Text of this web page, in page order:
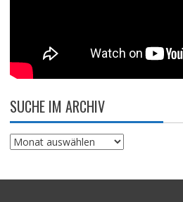
SUCHE IM ARCHIV
Suche